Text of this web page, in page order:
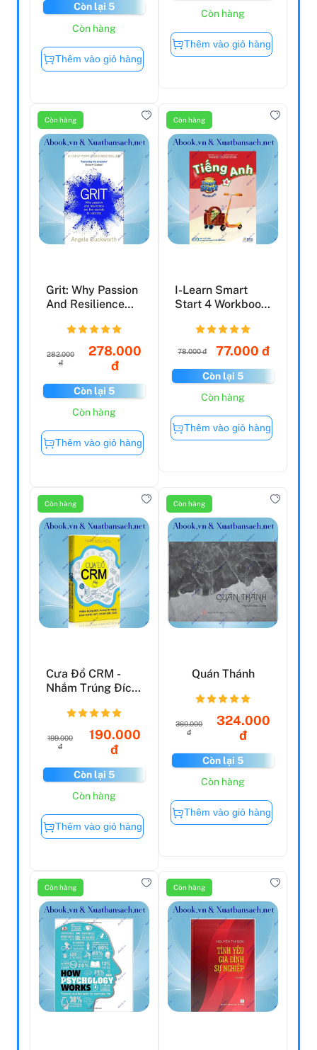
Còn lại 5
Còn hàng
Thêm vào giỏ hàng
Còn hàng
Thêm vào giỏ hàng
Còn hàng
Grit: Why Passion
And Resilience
282.000
đ
278.000
đ
Còn lại 5
Còn hàng
Thêm vào giỏ hàng
Còn hàng
I-Learn Smart
Start 4 Workbook
78.000 đ 77.000 đ
Còn lại 5
Còn hàng
Thêm vào giỏ hàng
Còn hàng
Cưa Đổ CRM -
Nhắm Trúng Đích,
Bán ...
199.000
đ
190.000
đ
Còn lại 5
Còn hàng
Thêm vào giỏ hàng
Còn hàng
Quán Thánh
360.000
đ
324.000
đ
Còn lại 5
Còn hàng
Thêm vào giỏ hàng
Còn hàng Còn hàng